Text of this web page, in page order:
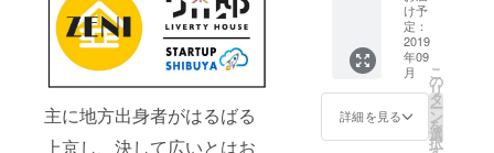
主に地方出身者がはるばる
上京し、決して広いとはお
介会社で勤
務。
2017年2月か
ら東京オ
フィスに異
動した後
活動報
告にお
名前掲
旅行プ
ラン作
成（ご
購入頂
いた方
の深セ
ン旅行
プラン
を作成
け予
定：
2019
年09
月
詳細を見る
こ
の
リ
タ
ー
ン
を
選
択